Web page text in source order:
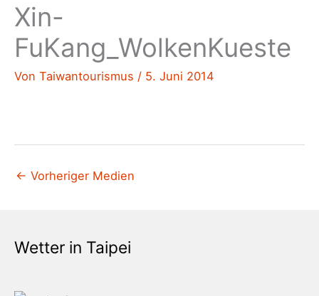
Xin-
FuKang_WolkenKueste
Von Taiwantourismus / 5. Juni 2014
← Vorheriger Medien
Wetter in Taipei